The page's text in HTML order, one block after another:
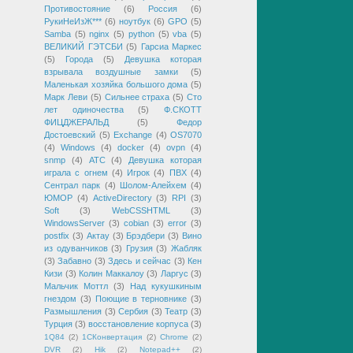
Противостояние
(6) Россия
(6)
РукиНеИзЖ*** (6) ноутбук (6) GPO (5)
Samba (5) nginx (5) python (5) vba (5)
ВЕЛИКИЙ ГЭТСБИ (5)
Гарсиа Маркес
(5)
Города (5)
Девушка которая
взрывала воздушные замки
(5)
Маленькая хозяйка большого дома (5)
Марк Леви (5) Сильнее страха (5) Сто
лет одиночества
(5)
Ф.СКОТТ
ФИЦДЖЕРАЛЬД
(5)
Федор
Достоевский (5) Exchange (4) OS7070
(4)
Windows (4) docker (4) ovpn (4)
snmp
(4) АТС (4)
Девушка которая
играла с огнем (4) Игрок (4) ПВХ (4)
Сентрал парк (4) Шолом-Алейхем (4)
ЮМОР (4) ActiveDirectory (3) RPI
(3)
Soft
(3) WebCSSHTML
(3)
WindowsServer (3) cobian (3) error (3)
postfix (3) Актау (3) Брэдбери (3) Вино
из одуванчиков (3) Грузия (3) Жабляк
(3) Забавно (3) Здесь и сейчас (3) Кен
Кизи (3) Колин Маккалоу (3) Ларгус (3)
Мальчик Моттл (3)
Над кукушкиным
гнездом (3) Поющие в терновнике (3)
Размышления (3) Сербия (3) Театр (3)
Турция (3) восстановление корпуса (3)
1Q84 (2) 1СКонвертация (2) Chrome (2)
DVR
(2) Hik (2) Notepad++ (2)